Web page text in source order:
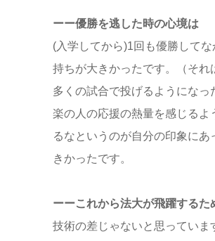
ーー優勝を逃した時の心境は
(入学してから)1回も優勝して
持ちが大きかったです。（そ
多くの試合で投げるようにな
楽の人の応援の熱量を感じる
るなというのが自分の印象に
きかったです。
ーーこれから法大が飛躍するた
技術の差じゃないと思ってい